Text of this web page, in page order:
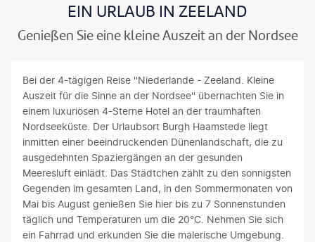
EIN URLAUB IN ZEELAND
Genießen Sie eine kleine Auszeit an der Nordsee
Bei der 4-tägigen Reise ''Niederlande - Zeeland. Kleine
Auszeit für die Sinne an der Nordsee'' übernachten Sie in
einem luxuriösen 4-Sterne Hotel an der traumhaften
Nordseeküste. Der Urlaubsort Burgh Haamstede liegt
inmitten einer beeindruckenden Dünenlandschaft, die zu
ausgedehnten Spaziergängen an der gesunden
Meeresluft einlädt. Das Städtchen zählt zu den sonnigsten
Gegenden im gesamten Land, in den Sommermonaten von
Mai bis August genießen Sie hier bis zu 7 Sonnenstunden
täglich und Temperaturen um die 20°C. Nehmen Sie sich
ein Fahrrad und erkunden Sie die malerische Umgebung.